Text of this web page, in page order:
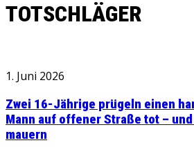
TOTSCHLÄGER
1. Juni 2026
Zwei 16-Jährige prügeln einen
Mann auf offener Straße tot –
mauern